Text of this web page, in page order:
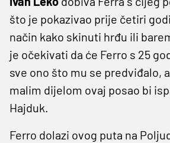
što je pokazivao prije četiri
način kako skinuti hrđu ili
je očekivati da će Ferro s 25
sve ono što mu se predviđalo,
malim dijelom ovaj posao bi
Hajduk.
Ferro dolazi ovog puta na